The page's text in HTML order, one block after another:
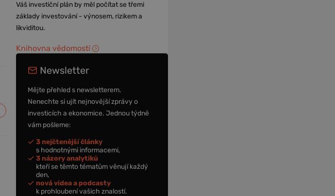
Váš investiční plán by měl počítat se třemi
základy investování - výnosem, rizikem a
likviditou.
Knihovna vědomostí
Newsletter
Mějte přehled s newsletterem.
Nenechte si ujít nejnovější zprávy o
investicích a ekonomice. Jednou týdně
vám pošleme:
3 nejčtenější články
s hodnotnými informacemi,
3 názory analytiků
kteří se těmto tématům věnují každý
den,
nová videa a podcasty
k prohloubení vašich znalostí.